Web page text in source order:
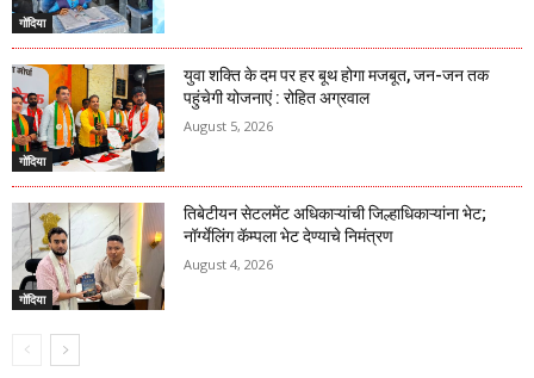
गोंदिया
गोंदिया
युवा शक्ति के दम पर हर बूथ होगा मजबूत, जन-जन तक
पहुंचेगी योजनाएं : रोहित अग्रवाल
August 5, 2026
गोंदिया
तिबेटीयन सेटलमेंट अधिकाऱ्यांची जिल्हाधिकाऱ्यांना भेट;
नॉर्ग्येलिंग कॅम्पला भेट देण्याचे निमंत्रण
August 4, 2026